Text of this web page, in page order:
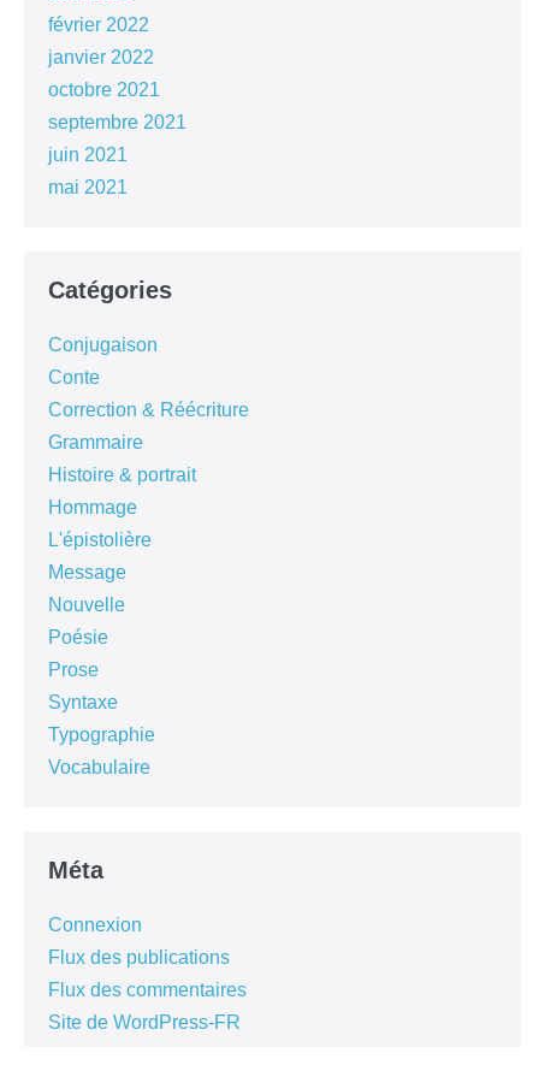
février 2022
janvier 2022
octobre 2021
septembre 2021
juin 2021
mai 2021
Catégories
Conjugaison
Conte
Correction & Réécriture
Grammaire
Histoire & portrait
Hommage
L'épistolière
Message
Nouvelle
Poésie
Prose
Syntaxe
Typographie
Vocabulaire
Méta
Connexion
Flux des publications
Flux des commentaires
Site de WordPress-FR